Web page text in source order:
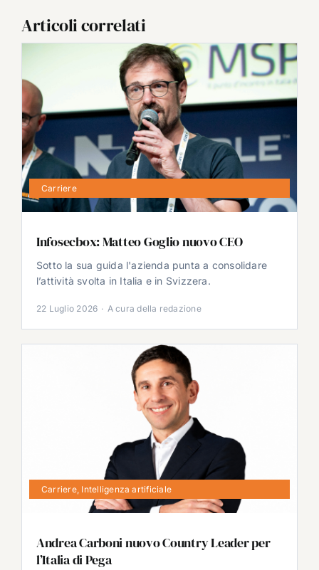
Articoli correlati
Carriere
Infosecbox: Matteo Goglio nuovo CEO
Sotto la sua guida l'azienda punta a consolidare
l’attività svolta in Italia e in Svizzera.
22 Luglio 2026 · A cura della redazione
Carriere, Intelligenza artificiale
Andrea Carboni nuovo Country Leader per
l’Italia di Pega